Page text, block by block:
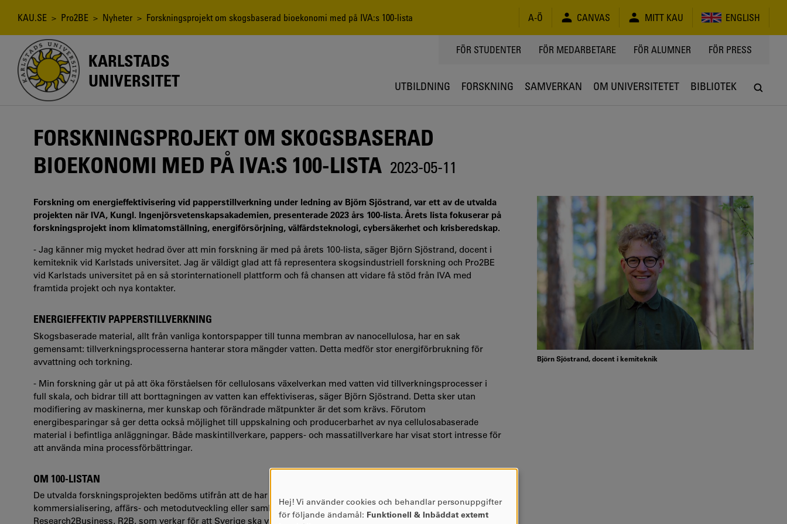
Länkstig
KAU.SE > Pro2BE > Nyheter > Forskningsprojekt om skogsbaserad bioekonomi med på IVA:s 100-lista A-Ö CANVAS MITT KAU ENGLISH
KARLSTADS
UNIVERSITET
TOPPMENY
FÖR STUDENTER FÖR MEDARBETARE FÖR ALUMNER FÖR PRESS
UTBILDNING FORSKNING SAMVERKAN OM UNIVERSITETET BIBLIOTEK
FORSKNINGSPROJEKT OM SKOGSBASERAD
BIOEKONOMI MED PÅ IVA:S 100-LISTA 2023-05-11
Forskning om energieffektivisering vid papperstillverkning under ledning av Björn Sjöstrand, var ett av de utvalda
projekten när IVA, Kungl. Ingenjörsvetenskapsakademien, presenterade 2023 års 100-lista. Årets lista fokuserar på
forskningsprojekt inom klimatomställning, energiförsörjning, välfärdsteknologi, cybersäkerhet och krisberedskap.
- Jag känner mig mycket hedrad över att min forskning är med på årets 100-lista, säger Björn Sjöstrand, docent i
kemiteknik vid Karlstads universitet. Jag är väldigt glad att få representera skogsindustriell forskning och Pro2BE
vid Karlstads universitet på en så storinternationell plattform och få chansen att vidare få stöd från IVA med
framtida projekt och nya kontakter.
ENERGIEFFEKTIV PAPPERSTILLVERKNING
Skogsbaserade material, allt från vanliga kontorspapper till tunna membran av nanocellulosa, har en sak
gemensamt: tillverkningsprocesserna hanterar stora mängder vatten. Detta medför stor energiförbrukning för
avvattning och torkning.
- Min forskning går ut på att öka förståelsen för cellulosans växelverkan med vatten vid tillverkningsprocesser i
full skala, och bidrar till att borttagningen av vatten kan effektiviseras, säger Björn Sjöstrand. Detta sker utan
modifiering av maskinerna, mer kunskap och förändrade mätpunkter är det som krävs. Förutom
energibesparingar så ger detta också möjlighet till uppskalning och producerbarhet av nya cellulosabaserade
material i befintliga anläggningar. Både maskintillverkare, pappers- och massatillverkare har visat stort intresse för
att använda mina processförbättringar.
OM 100-LISTAN
De utvalda forskningsprojekten bedöms utifrån att de har stor potential att komma till nytta genom
kommersialisering, affärs- och metodutveckling eller samhällspåverkan. 100-listan tas fram av IVA-projektet
Research2Business, R2B, som verkar för att Sverige ska vara ledande på att omvandla akademisk forskning, inom
Björn Sjöstrand, docent i kemiteknik
ANVÄNDNING
Hej! Vi använder cookies och behandlar personuppgifter
för följande ändamål: Funktionell & Inbäddat externt